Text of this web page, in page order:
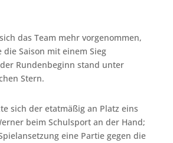
das Team mehr vorgenommen,
Saison mit einem Sieg
Rundenbeginn stand unter
Stern.
sich der etatmäßig an Platz eins
beim Schulsport an der Hand;
eine Partie gegen die